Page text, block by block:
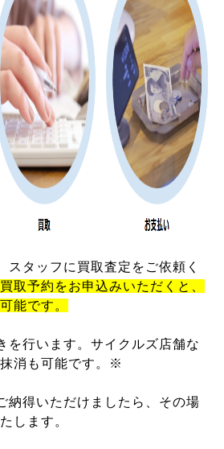
スタッフに買取査定をご依頼く
取予約をお申込みいただくと、
能です。
を行います。サイクルズ店舗な
消も可能です。※
納得いただけましたら、その場
します。